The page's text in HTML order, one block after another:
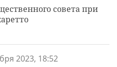
совета при
2023, 18:52